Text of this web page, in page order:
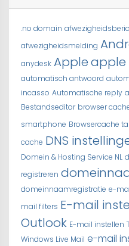
.no domain
afwezigheidsmelding
anydesk Appleapple
automatisch antwoord
incasso Automatische reply
Bestandseditor browser
smartphone Browsercache
cache DNS
Domein & Hosting Service NL
registreren
domeinnaamregistratie e-
mail filters E-mail
Outlook E-mail instellen
Windows Live Mail e-mail